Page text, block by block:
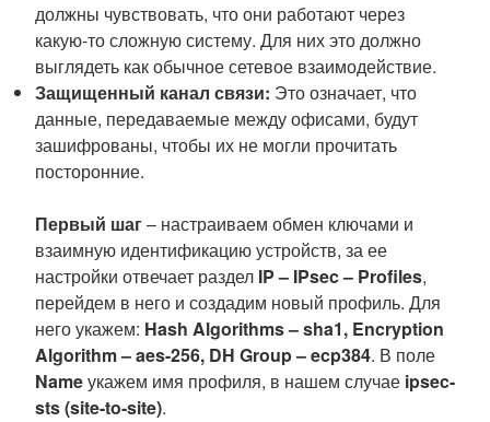
должны чувствовать, что они работают через
какую-то сложную систему. Для них это должно
выглядеть как обычное сетевое взаимодействие.
Защищенный канал связи: Это означает, что
данные, передаваемые между офисами, будут
зашифрованы, чтобы их не могли прочитать
посторонние.
Первый шаг– настраиваем обмен ключами и
взаимную идентификацию устройств, за ее
настройки отвечает раздел IP – IPsec – Profiles,
перейдем в него и создадим новый профиль. Для
него укажем: Hash Algorithms – sha1, Encryption
Algorithm – aes-256, DH Group – ecp384. В поле
Nameукажем имя профиля, в нашем случае ipsec-
sts (site-to-site).